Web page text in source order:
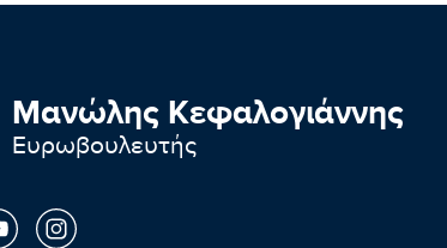
Μανώλης Κεφαλογιάννης
Ευρωβουλευτής